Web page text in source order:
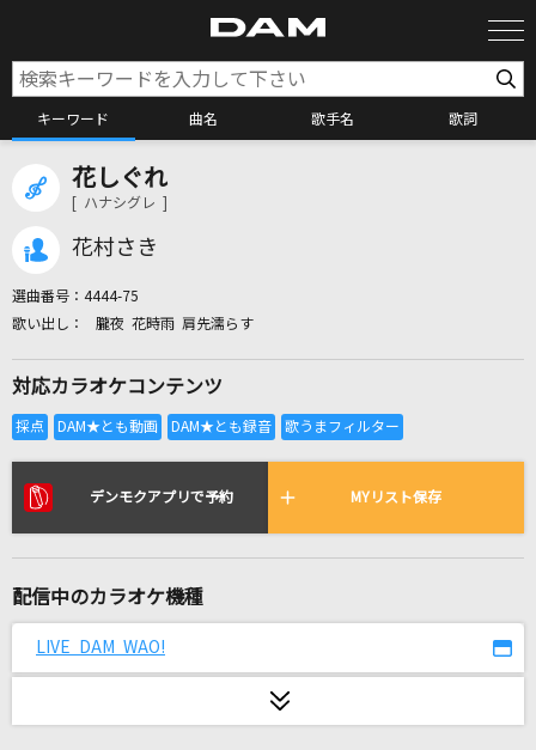
キーワード 曲名 歌手名 歌詞
全国りれき
リアルタイムで歌われている曲の一覧
ひとりじゃない
ギミモ
花しぐれ
[ ハナシグレ ]
花村さき
選曲番号： 4444-75
朧夜 花時雨 肩先濡らす
対応カラオケコンテンツ
デンモクアプリで予約 MYリスト保存
配信中のカラオケ機種
LIVE DAM WAO!